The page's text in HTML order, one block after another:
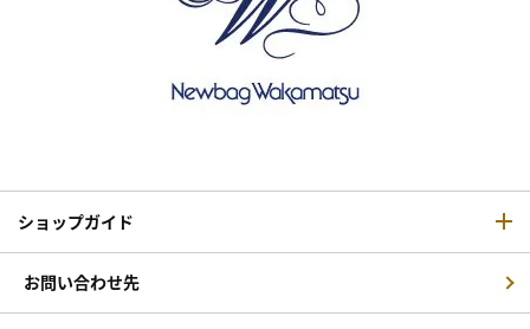
ショップガイド
お問い合わせ先